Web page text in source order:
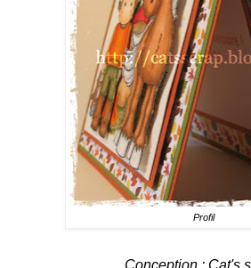
Profil
Conception : Cat's